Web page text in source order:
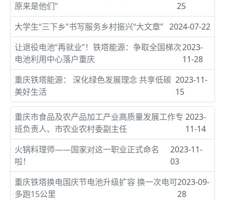
原来是他们”
25
大学生“三下乡”书写服务乡村振兴“大文章” 2024-07-22
让退役电池“再就业”！铁塔能源：争取全国梯次
电池利用中心落户重庆
2023-
11-28
重庆铁塔能源： 深化绿色发展理念 共享低碳
美好生活
2023-11-
15
重庆市食品及农产品加工产业高质量发展工作专
班负责人、市农业农村委副主任
2023-
11-14
火锅料理师——国家对这一职业正式命名
啦！
2023-11-
03
重庆铁塔换电国庆节电池升级扩容 换一次电可
多跑15公里
2023-09-
28